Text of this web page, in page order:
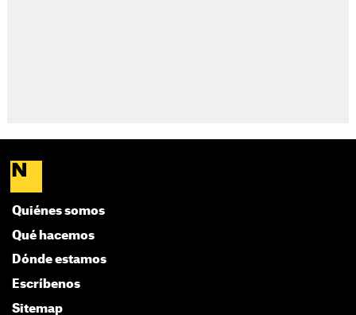
Quiénes somos
Qué hacemos
Dónde estamos
Escríbenos
Sitemap